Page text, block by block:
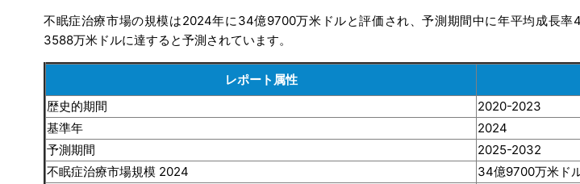
不眠症治療市場の規模は2024年に34億9700万米ドルと評価され、予測期間中に年平均成長率
3588万米ドルに達すると予測されています。
レポート属性
歴史的期間
2020-2023
基準年
2024
予測期間
2025-2032
不眠症治療市場規模 2024
34億9700万米ド